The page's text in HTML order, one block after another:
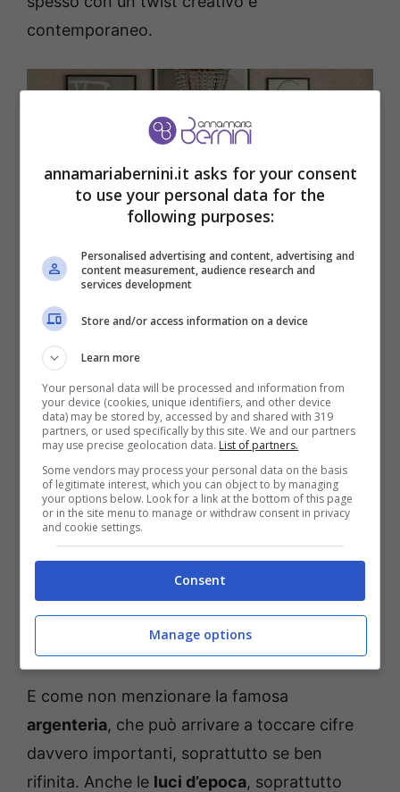
contemporaneo.
8 oggetti che si trovano nelle case delle nonne e che non
andrebbero mai gettati via Annamariabernini.it
Ma quali sono quindi questi oggetti che oggi
potrebbero avere anche un certo valore?
Sicuramente troviamo iservizi di porcellana
decorati, che, se tenuti in buono stato
possono valere davvero tanto. Un occhio di
riguardo anche alenzuola e tovaglie
. Il lavoro di merletto, uncinetto o
ricamo rappresenta un patrimonio tessile di
E come non menzionare la famosa
argenteria, che può arrivare a toccare cifre
davvero importanti, soprattutto se ben
rifinita. Anche le luci d’epoca, soprattutto
annamariabernini.it asks for your consent
to use your personal data for the
following purposes:
Personalised advertising and content, advertising and
content measurement, audience research and
services development
Store and/or access information on a device
Learn more
Your personal data will be processed and information from
your device (cookies, unique identifiers, and other device
data) may be stored by, accessed by and shared with 319
partners, or used specifically by this site. We and our partners
may use precise geolocation data. List of partners.
Some vendors may process your personal data on the basis
of legitimate interest, which you can object to by managing
your options below. Look for a link at the bottom of this page
or in the site menu to manage or withdraw consent in privacy
and cookie settings.
Consent
Manage options